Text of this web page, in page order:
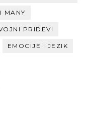
MANY
PRIDEVI
EMOCIJE I JEZIK